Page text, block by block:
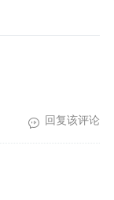
回复该评论